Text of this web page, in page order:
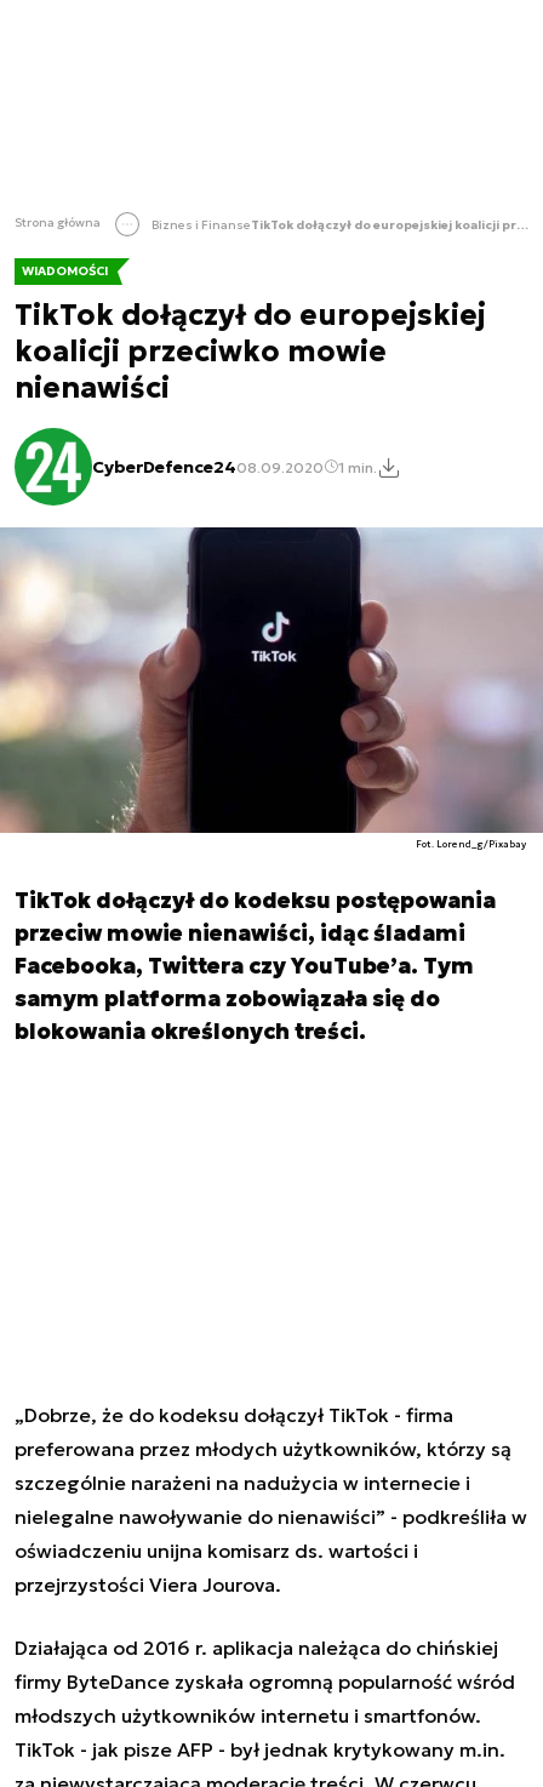
Strona główna Biznes i Finanse TikTok dołączył do europejskiej koalicji przeciwko mowie nienawiści
WIADOMOŚCI
TikTok dołączył do europejskiej
koalicji przeciwko mowie
nienawiści
CyberDefence2408.09.2020 1 min.
Fot. Lorend_g/Pixabay
TikTok dołączył do kodeksu postępowania
przeciw mowie nienawiści, idąc śladami
Facebooka, Twittera czy YouTube’a. Tym
samym platforma zobowiązała się do
blokowania określonych treści.
„Dobrze, że do kodeksu dołączył TikTok - firma
preferowana przez młodych użytkowników, którzy są
szczególnie narażeni na nadużycia w internecie i
nielegalne nawoływanie do nienawiści” - podkreśliła w
oświadczeniu unijna komisarz ds. wartości i
przejrzystości Viera Jourova.
Działająca od 2016 r. aplikacja należąca do chińskiej
firmy ByteDance zyskała ogromną popularność wśród
młodszych użytkowników internetu i smartfonów.
TikTok - jak pisze AFP - był jednak krytykowany m.in.